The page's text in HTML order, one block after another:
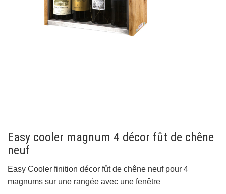
Easy cooler magnum 4 décor fût de chêne
neuf
Easy Cooler finition décor fût de chêne neuf pour 4
magnums sur une rangée avec une fenêtre